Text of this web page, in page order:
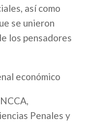
así como
se unieron
los pensadores
económico
Penales y